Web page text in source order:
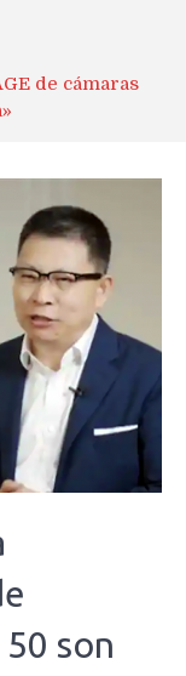
de cámaras
son